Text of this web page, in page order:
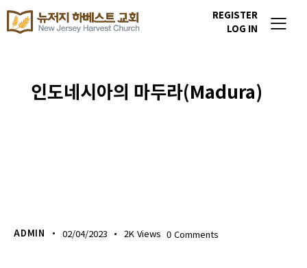
REGISTER
LOG IN
인도네시아의 마두라(Madura)
ADMIN 02/04/2023 2K Views 0 Comments